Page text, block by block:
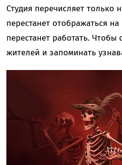
Студия перечисляет
перестанет отображаться
перестанет работать.
жителей и запоминать